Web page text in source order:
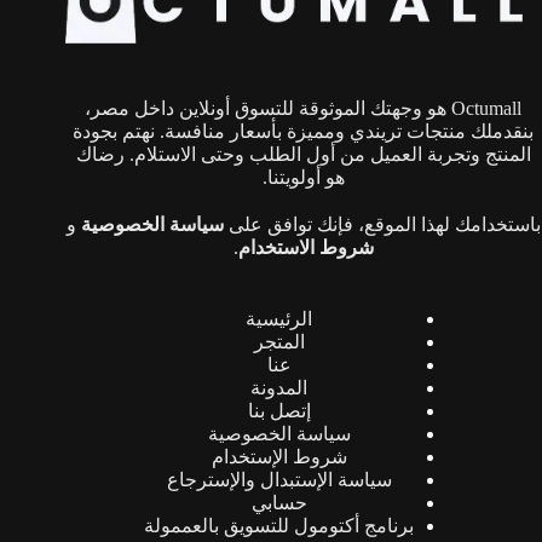
اختيار
المنتج
اختيار
الخيارات
المنتج
Octumall هو وجهتك الموثوقة للتسوق أونلاين داخل مصر،
بنقدملك منتجات تريندي ومميزة بأسعار منافسة. نهتم بجودة
المنتج وتجربة العميل من أول الطلب وحتى الاستلام. رضاك
هو أولويتنا.
باستخدامك لهذا الموقع، فإنك توافق علىسياسة الخصوصية و
شروط الاستخدام.
الرئيسية
المتجر
عنا
المدونة
إتصل بنا
سياسة الخصوصية
شروط الإستخدام
سياسة الإستبدال والإسترجاع
حسابي
برنامج أكتومول للتسويق بالعممولة